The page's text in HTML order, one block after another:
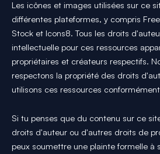
Les icônes et images utilisées sur ce
différentes plateformes, y compris
Stock et Icons8. Tous les droits
intellectuelle pour ces ressources
propriétaires et créateurs respectifs.
respectons la propriété des droits
utilisons ces ressources
Si tu penses que du contenu sur ce
droits d'auteur ou d'autres droits de
peux soumettre une plainte formelle à